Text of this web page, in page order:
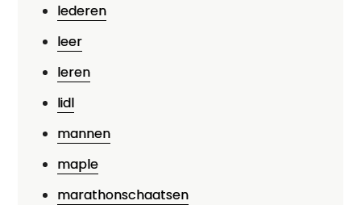
lederen
leer
leren
lidl
mannen
maple
marathonschaatsen